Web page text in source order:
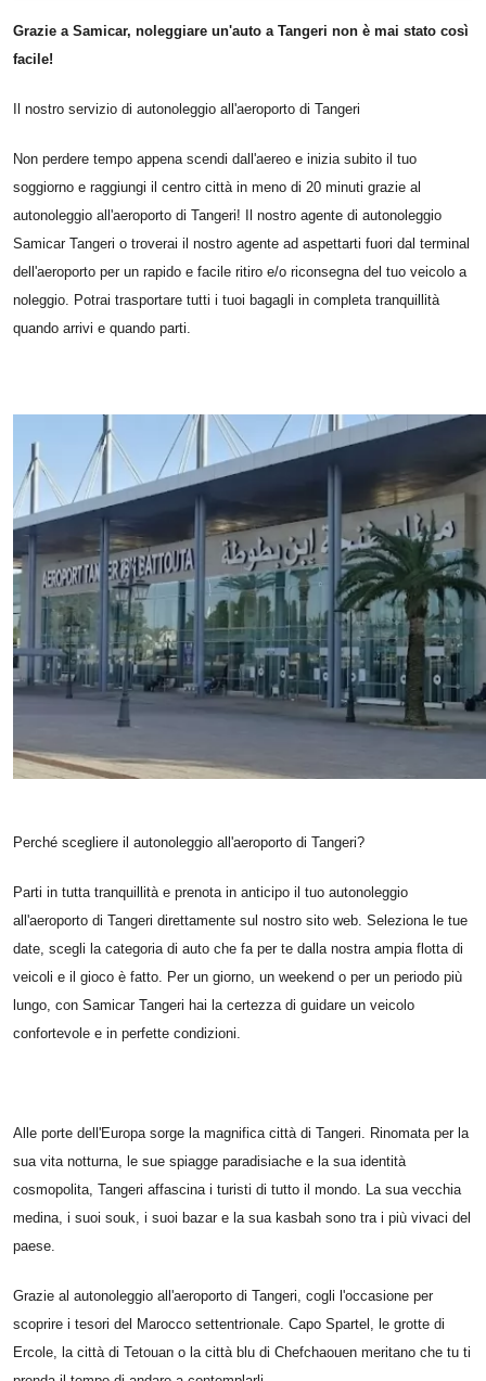
Grazie a Samicar, noleggiare un'auto a Tangeri non è mai stato così
facile!
Il nostro servizio di autonoleggio all'aeroporto di Tangeri
Non perdere tempo appena scendi dall'aereo e inizia subito il tuo
soggiorno e raggiungi il centro città in meno di 20 minuti grazie al
autonoleggio all'aeroporto di Tangeri! Il nostro agente di autonoleggio
Samicar Tangeri o troverai il nostro agente ad aspettarti fuori dal terminal
dell'aeroporto per un rapido e facile ritiro e/o riconsegna del tuo veicolo a
noleggio. Potrai trasportare tutti i tuoi bagagli in completa tranquillità
quando arrivi e quando parti.
Perché scegliere il autonoleggio all'aeroporto di Tangeri?
Parti in tutta tranquillità e prenota in anticipo il tuo autonoleggio
all'aeroporto di Tangeri direttamente sul nostro sito web. Seleziona le tue
date, scegli la categoria di auto che fa per te dalla nostra ampia flotta di
veicoli e il gioco è fatto. Per un giorno, un weekend o per un periodo più
lungo, con Samicar Tangeri hai la certezza di guidare un veicolo
confortevole e in perfette condizioni.
Alle porte dell'Europa sorge la magnifica città di Tangeri. Rinomata per la
sua vita notturna, le sue spiagge paradisiache e la sua identità
cosmopolita, Tangeri affascina i turisti di tutto il mondo. La sua vecchia
medina, i suoi souk, i suoi bazar e la sua kasbah sono tra i più vivaci del
paese.
Grazie al autonoleggio all'aeroporto di Tangeri, cogli l'occasione per
scoprire i tesori del Marocco settentrionale. Capo Spartel, le grotte di
Ercole, la città di Tetouan o la città blu di Chefchaouen meritano che tu ti